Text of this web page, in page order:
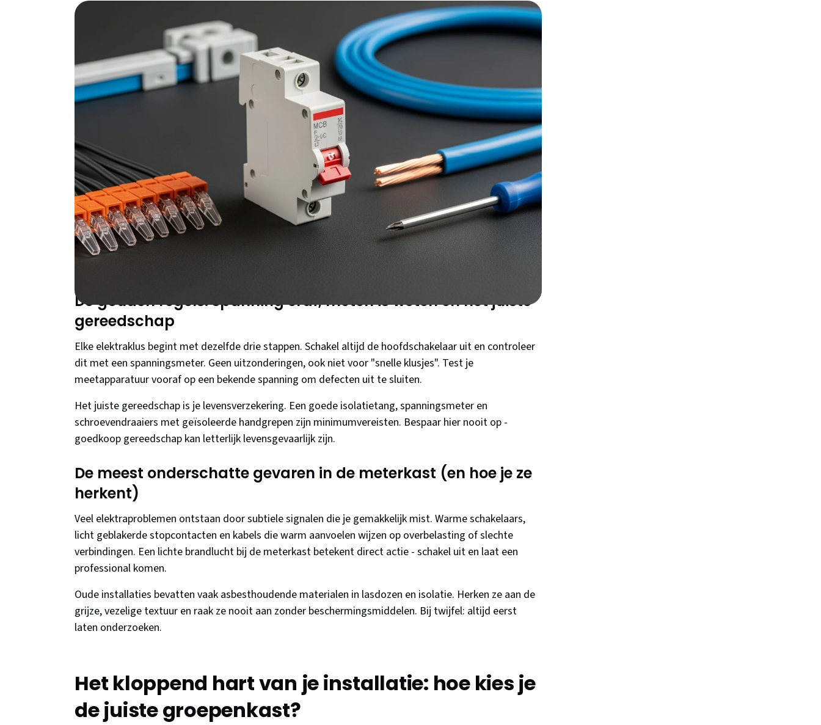
Het hart van elke elektrische installatie klopt in de details. Of je nu een nieuwe meterkast installeert,
stopcontacten vervangt of een complete renovatie plant - de kwaliteit van je installatiemateriaal
elektra bepaalt de veiligheid, duurzaamheid en functionaliteit van je gehele elektrasysteem. Deze gids
leidt je door de essentiële keuzes die het verschil maken tussen een professionele installatie en
kostbare problemen.
Veiligheid voorop: de onmisbare
basisprincipes voordat je ook maar één draad
aanraakt
Elektriciteit tolereedt geen compromissen. Voordat je aan installatiemateriaal denkt, moet je de
De gouden regels: spanning eraf, meten is weten en het juiste
gereedschap
Elke elektraklus begint met dezelfde drie stappen. Schakel altijd de hoofdschakelaar uit en controleer
dit met een spanningsmeter. Geen uitzonderingen, ook niet voor "snelle klusjes". Test je
meetapparatuur vooraf op een bekende spanning om defecten uit te sluiten.
Het juiste gereedschap is je levensverzekering. Een goede isolatietang, spanningsmeter en
schroevendraaiers met geïsoleerde handgrepen zijn minimumvereisten. Bespaar hier nooit op -
goedkoop gereedschap kan letterlijk levensgevaarlijk zijn.
De meest onderschatte gevaren in de meterkast (en hoe je ze
herkent)
Veel elektraproblemen ontstaan door subtiele signalen die je gemakkelijk mist. Warme schakelaars,
licht geblakerde stopcontacten en kabels die warm aanvoelen wijzen op overbelasting of slechte
verbindingen. Een lichte brandlucht bij de meterkast betekent direct actie - schakel uit en laat een
professional komen.
Oude installaties bevatten vaak asbesthoudende materialen in lasdozen en isolatie. Herken ze aan de
grijze, vezelige textuur en raak ze nooit aan zonder beschermingsmiddelen. Bij twijfel: altijd eerst
laten onderzoeken.
Het kloppend hart van je installatie: hoe kies je
de juiste groepenkast?